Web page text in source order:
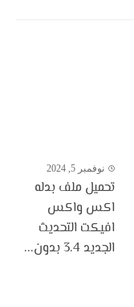
نوفمبر 5, 2024
تحميل ملف بدله
اكس واكس
افيكت التحديث
الجديد 3.4 بدون...